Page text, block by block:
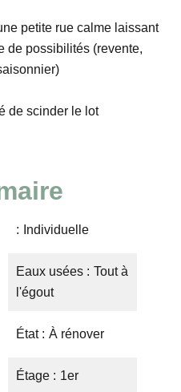
petite rue calme laissant
de possibilités (revente,
de scinder le lot
Individuelle
Eaux usées
Tout à
l'égout
État À rénover
Étage 1er